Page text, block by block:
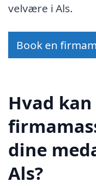
velvære i Als.
Book en
Hvad kan
dine
Als?